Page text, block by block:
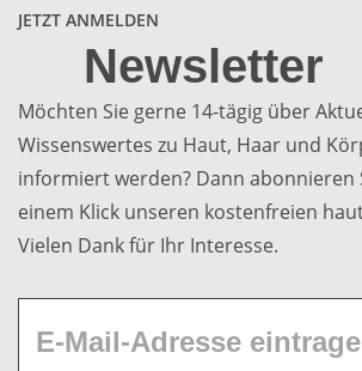
JETZT ANMELDEN
Newsletter
Möchten Sie gerne 14-tägig über
Wissenswertes zu Haut, Haar und
informiert werden? Dann abonnieren
einem Klick unseren kostenfreien
Vielen Dank für Ihr Interesse.